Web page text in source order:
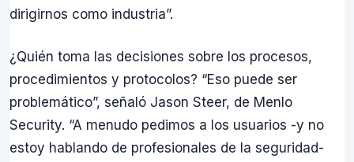
dirigirnos como industria”.
¿Quién toma las decisiones sobre los procesos,
procedimientos y protocolos? “Eso puede ser
problemático”, señaló Jason Steer, de Menlo
Security. “A menudo pedimos a los usuarios -y no
estoy hablando de profesionales de la seguridad-